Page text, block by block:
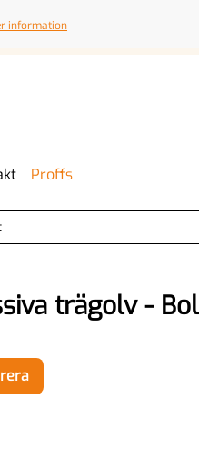
information
Proffs
trägolv -